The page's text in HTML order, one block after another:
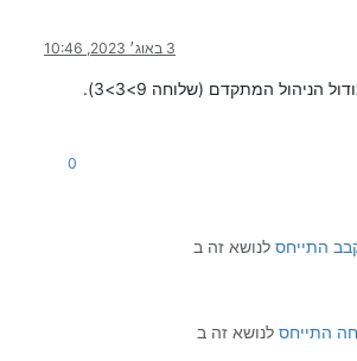
3 באוג׳ 2023, 10:46
הניהול המתקדם (שלוחה 9>3>3).
0
התייחס לנושא זה ב
התייחס לנושא זה ב